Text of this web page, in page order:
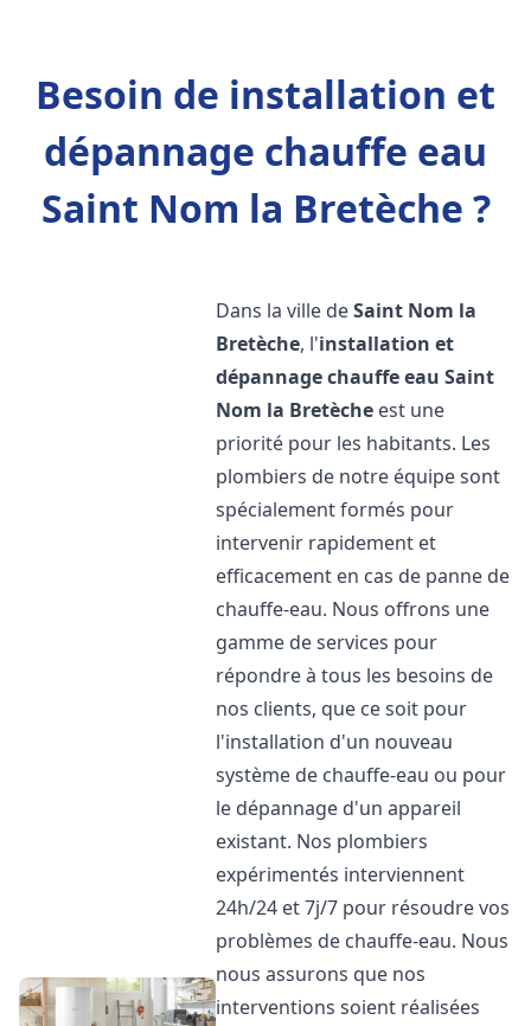
Besoin de installation et
dépannage chauffe eau
Saint Nom la Bretèche ?
Dans la ville deSaint Nom la
Bretèche, l'installation et
dépannage chauffe eau Saint
Nom la Bretèche est une
priorité pour les habitants. Les
plombiers de notre équipe sont
spécialement formés pour
intervenir rapidement et
efficacement en cas de panne de
chauffe-eau. Nous offrons une
gamme de services pour
répondre à tous les besoins de
nos clients, que ce soit pour
l'installation d'un nouveau
système de chauffe-eau ou pour
le dépannage d'un appareil
existant. Nos plombiers
expérimentés interviennent
24h/24 et 7j/7 pour résoudre vos
problèmes de chauffe-eau. Nous
nous assurons que nos
interventions soient réalisées